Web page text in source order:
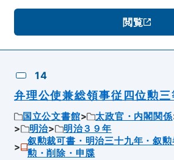
閲覧
14
弁理公使兼総領事従四位勲三
国立公文書館 太政官・内閣関係
明治
明治３９年
叙勲裁可書・明治三十九年・叙
勲・削除・申牒